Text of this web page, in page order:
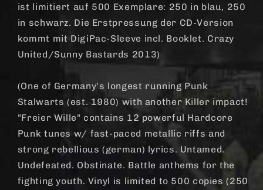
ist limitiert auf 500 Exemplare: 250 in blau, 250
in schwarz. Die Erstpressung der CD-Version
kommt mit DigiPac-Sleeve incl. Booklet. Crazy
United/Sunny Bastards 2013)
(One of Germany's longest running Punk
Stalwarts (est. 1980) with another Killer impact!
"Freier Wille" contains 12 powerful Hardcore
Punk tunes w/ fast-paced metallic riffs and
strong rebellious (german) lyrics. Untamed.
Undefeated. Obstinate. Battle anthems for the
fighting youth. Vinyl is limited to 500 copies (250